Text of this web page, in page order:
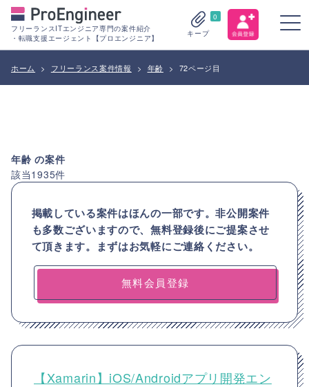
フリーランスITエンジニア専門の案件紹介
・転職支援エージェント【プロエンジニア】
0
キープ
ホーム > フリーランス案件情報 > 年齢 > 72ページ目
年齢の案件
該当1935件
掲載している案件はほんの一部です。非公開案件
も多数ございますので、無料登録後にご提案させ
て頂きます。まずはお気軽にご連絡ください。
無料会員登録
【Xamarin】iOS/Androidアプリ開発エン